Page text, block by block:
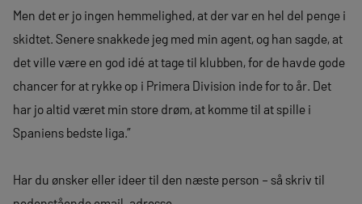
Men det er jo ingen hemmelighed, at der var en hel del penge i
skidtet. Senere snakkede jeg med min agent, og han sagde, at
det ville være en god idé at tage til klubben, for de havde gode
chancer for at rykke op i Primera Division inde for to år. Det
har jo altid været min store drøm, at komme til at spille i
Spaniens bedste liga.”
Har du ønsker eller ideer til den næste person – så skriv til